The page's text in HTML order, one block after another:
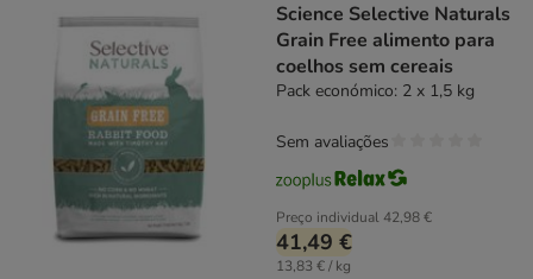
Science Selective Naturals
Grain Free alimento para
coelhos sem cereais
Pack económico: 2 x 1,5 kg
Preço individual42,98 €
41,49 €
13,83 € / kg
Sem avaliações